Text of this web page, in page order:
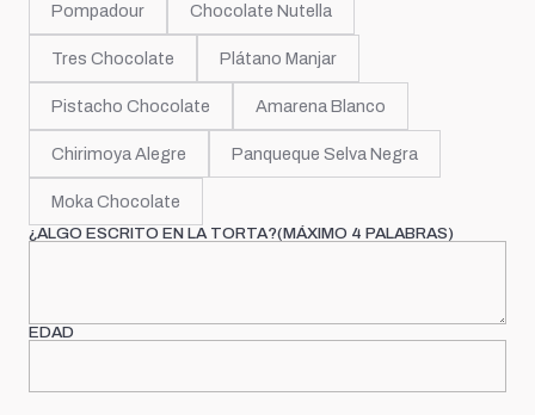
Pompadour Chocolate Nutella
Tres Chocolate Plátano Manjar
Pistacho Chocolate Amarena Blanco
Chirimoya Alegre Panqueque Selva Negra
Moka Chocolate
¿ALGO ESCRITO EN LA TORTA?(MÁXIMO 4 PALABRAS)
EDAD